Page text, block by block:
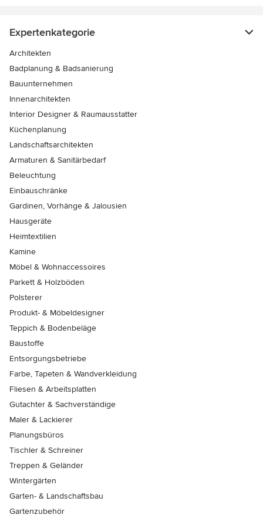
Expertenkategorie
Architekten
Badplanung & Badsanierung
Bauunternehmen
Innenarchitekten
Interior Designer & Raumausstatter
Küchenplanung
Landschaftsarchitekten
Armaturen & Sanitärbedarf
Beleuchtung
Einbauschränke
Gardinen, Vorhänge & Jalousien
Hausgeräte
Heimtextilien
Kamine
Möbel & Wohnaccessoires
Parkett & Holzböden
Polsterer
Produkt- & Möbeldesigner
Teppich & Bodenbeläge
Baustoffe
Entsorgungsbetriebe
Farbe, Tapeten & Wandverkleidung
Fliesen & Arbeitsplatten
Gutachter & Sachverständige
Maler & Lackierer
Planungsbüros
Tischler & Schreiner
Treppen & Geländer
Wintergärten
Garten- & Landschaftsbau
Gartenzubehör